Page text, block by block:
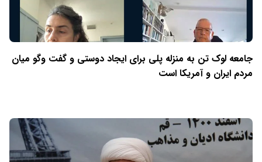
جامعه لوک تن به منزله پلی برای ایجاد دوستی و گفت وگو میان
مردم ایران و آمریکا است